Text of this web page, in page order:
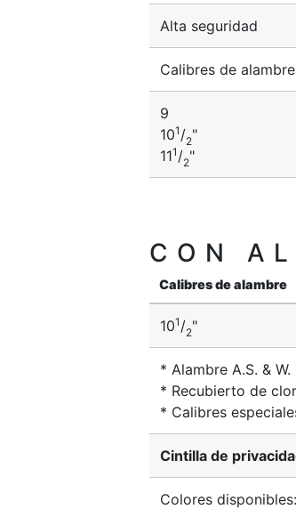
Alta seguridad
Calibres de alambre
9
101 /2"
111 /2"
CON
Calibres de alambre
101 /2"
* Alambre A.S. & W.
* Recubierto de
* Calibres
Cintilla de
Colores disponibles: